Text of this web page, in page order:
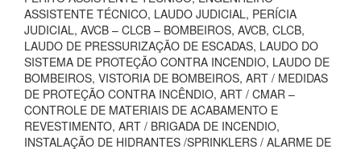
ASSISTENTE TÉCNICO, LAUDO JUDICIAL, PERÍCIA
JUDICIAL, AVCB – CLCB – BOMBEIROS, AVCB, CLCB,
LAUDO DE PRESSURIZAÇÃO DE ESCADAS, LAUDO DO
SISTEMA DE PROTEÇÃO CONTRA INCENDIO, LAUDO DE
BOMBEIROS, VISTORIA DE BOMBEIROS, ART / MEDIDAS
DE PROTEÇÃO CONTRA INCÊNDIO, ART / CMAR –
CONTROLE DE MATERIAIS DE ACABAMENTO E
REVESTIMENTO, ART / BRIGADA DE INCENDIO,
INSTALAÇÃO DE HIDRANTES /SPRINKLERS / ALARME DE